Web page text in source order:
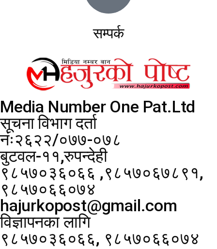
सम्पर्क
Media Number One Pat.Ltd
सूचना विभाग दर्ता
नंः२६२२/०७७-०७८
बुटवल-११,रुपन्देही
९८५७०३६०६६ ,९८५७०६७८९१,
९८५७०६६०७४
hajurkopost@gmail.com
विज्ञापनका लागि
९८५७०३६०६६, ९८५७०६६०७४